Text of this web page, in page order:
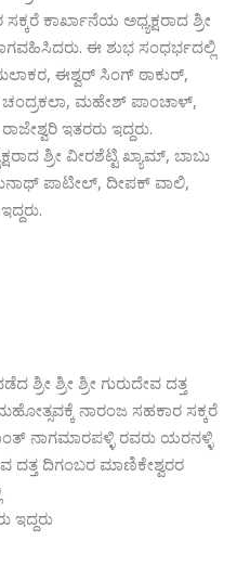
ಕಾರ್ಖಾನೆಯ ಅಧ್ಯಕ್ಷರಾದ ಶ್ರೀ
ಈ ಶುಭ ಸಂಧರ್ಭದಲ್ಲಿ
ಈಶ್ವರ್ ಸಿಂಗ್ ಠಾಕುರ್,
ಮಹೇಶ್ ಪಾಂಚಾಳ್,
ಇತರರು ಇದ್ದರು.
ಶ್ರೀ ವೀರಶೆಟ್ಟಿ ಖ್ಯಾಮ್, ಬಾಬು
ಪಾಟೀಲ್, ದೀಪಕ್ ವಾಲಿ,
ಶ್ರೀ ಶ್ರೀ ಗುರುದೇವ ದತ್ತ
ನಾರಂಜ ಸಹಕಾರ ಸಕ್ಕರೆ
ನಾಗಮಾರಪಳ್ಳಿ ರವರು ಯರನಳ್ಳಿ
ದತ್ತ ದಿಗಂಬರ ಮಾಣಿಕೇಶ್ವರರ
ಇದ್ದರು